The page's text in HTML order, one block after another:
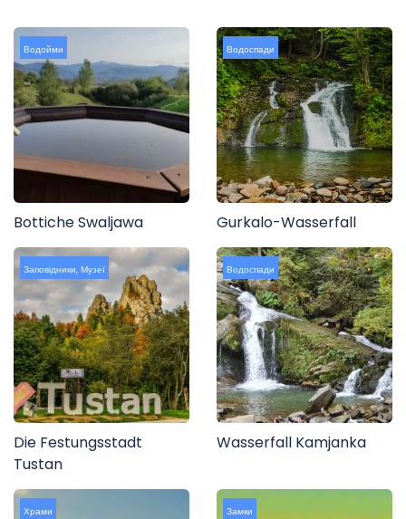
Водойми
Bottiche Swaljawa
Водоспади
Gurkalo-Wasserfall
Заповідники, Музеї
Die Festungsstadt
Tustan
Водоспади
Wasserfall Kamjanka
Храми Замки